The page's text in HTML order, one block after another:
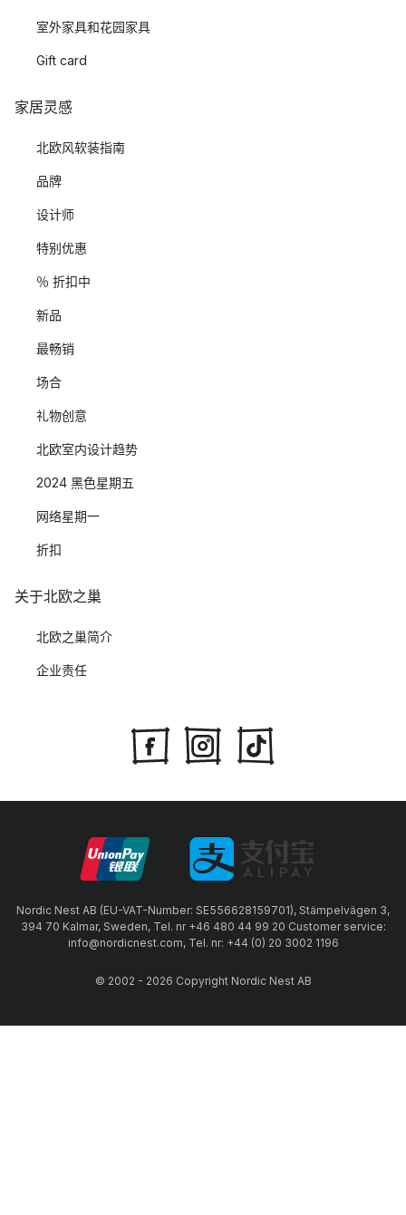
室外家具和花园家具
Gift card
家居灵感
北欧风软装指南
品牌
设计师
特别优惠
％ 折扣中
新品
最畅销
场合
礼物创意
北欧室内设计趋势
2024 黑色星期五
网络星期一
折扣
关于北欧之巢
北欧之巢简介
企业责任
Nordic Nest AB (EU-VAT-Number: SE556628159701), Stämpelvägen 3,
394 70 Kalmar, Sweden, Tel. nr +46 480 44 99 20 Customer service:
info@nordicnest.com, Tel. nr: +44 (0) 20 3002 1196
© 2002 - 2026 Copyright Nordic Nest AB